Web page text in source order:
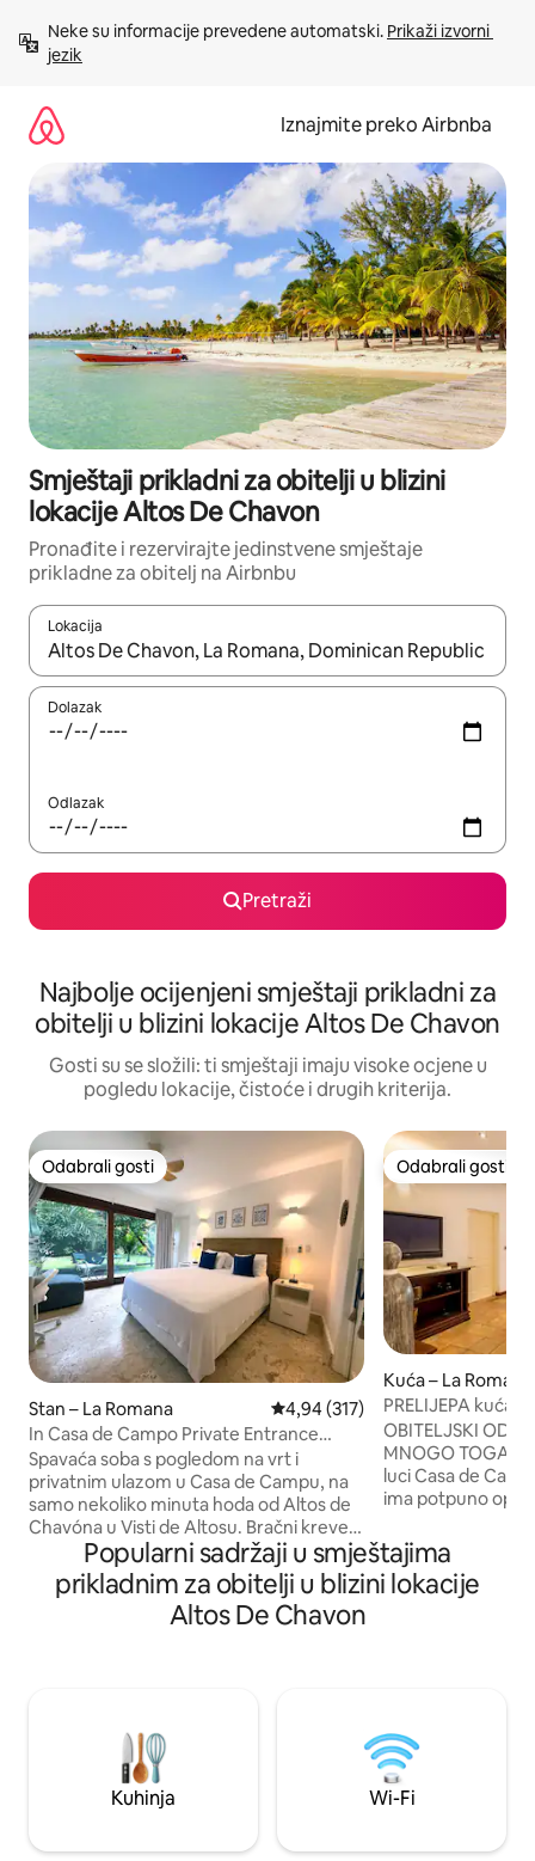
sadržaj
Neke su informacije prevedene automatski. Prikaži izvorni
jezik
Iznajmite preko Airbnba
Smještaji prikladni za obitelji u blizini
lokacije Altos De Chavon
Pronađite i rezervirajte jedinstvene smještaje
prikladne za obitelj na Airbnbu
Lokacija
Kada budu dostupni rezultati, moći ćete ih pregledati
Dolazak
Odlazak
Pretraži
Najbolje ocijenjeni smještaji prikladni za
obitelji u blizini lokacije Altos De Chavon
Gosti su se složili: ti smještaji imaju visoke ocjene u
pogledu lokacije, čistoće i drugih kriterija.
Odabrali gosti
Odabrali gosti
Stan – La Romana Prosječna ocjena: 4,94/5,
4,94 (317)
In Casa de Campo Private Entrance
Room near Chavón
Spavaća soba s pogledom na vrt i
privatnim ulazom u Casa de Campu, na
samo nekoliko minuta hoda od Altos de
Chavóna u Visti de Altosu. Bračni kreveti
(širina 125 – 149 cm i 150 – 179 cm),
hladnjak, mikrovalna pećnica, aparat za
kavu, klima-uređaj, Netflix, radni stol i
Wi-Fi. Za kućne ljubimce naplaćuje se
NAPOMENA: Naknada odmarališta od
30 USD po gostu po noćenju za goste u
dobi od 13 ili više godina NIJE uključena i
mora se platiti odmaralištu prilikom
Odabrali gosti
Odabrali gosti
Kuća – La Romana
PRELIJEPA kuća
sobe, pogled na
OBITELJSKI
MNOGO TOGA!
luci Casa de
ima potpuno
prostrane
kupaonicu. Smještaj može primiti 8
osoba. Minute automobilom do plaže
restoranima.
Popularni sadržaji u smještajima
prikladnim za obitelji u blizini lokacije
Altos De Chavon
Kuhinja Wi-Fi